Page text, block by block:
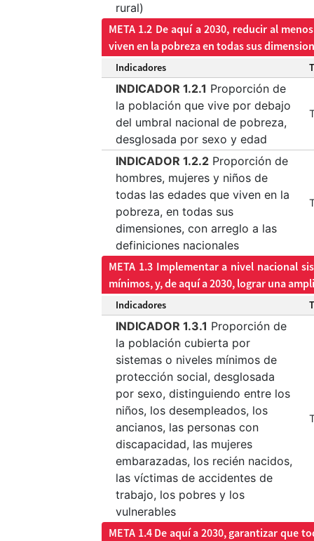
rural)
META 1.2 De aquí a 2030, reducir al
viven en la pobreza en todas sus
Indicadores
INDICADOR 1.2.1 Proporción de
la población que vive por debajo
del umbral nacional de pobreza,
desglosada por sexo y edad
INDICADOR 1.2.2 Proporción de
hombres, mujeres y niños de
todas las edades que viven en la
pobreza, en todas sus
dimensiones, con arreglo a las
definiciones nacionales
META 1.3 Implementar a nivel nacional
mínimos, y, de aquí a 2030, lograr una
Indicadores
INDICADOR 1.3.1 Proporción de
la población cubierta por
sistemas o niveles mínimos de
protección social, desglosada
por sexo, distinguiendo entre los
niños, los desempleados, los
ancianos, las personas con
discapacidad, las mujeres
embarazadas, los recién nacidos,
las víctimas de accidentes de
trabajo, los pobres y los
vulnerables
META 1.4 De aquí a 2030, garantizar que